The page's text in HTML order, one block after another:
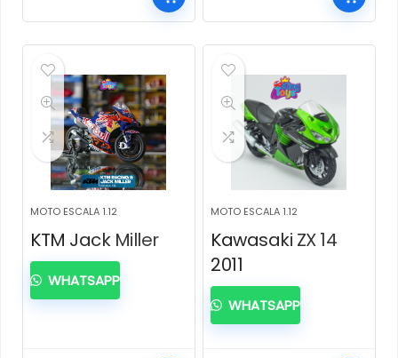
MOTO ESCALA 1.12
KTM Jack Miller
WHATSAPP
MOTO ESCALA 1.12
Kawasaki ZX 14
2011
WHATSAPP